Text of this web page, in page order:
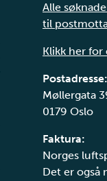
Alle
til
Klikk her
Postadresse:
Møllergata
0179 Oslo
Faktura:
Norges
Det er også